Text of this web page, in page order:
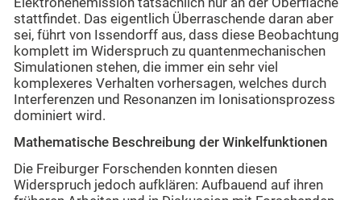
Elektronenemission tatsächlich nur an der Oberfläche
stattfindet. Das eigentlich Überraschende daran aber
sei, führt von Issendorff aus, dass diese Beobachtung
komplett im Widerspruch zu quantenmechanischen
Simulationen stehen, die immer ein sehr viel
komplexeres Verhalten vorhersagen, welches durch
Interferenzen und Resonanzen im Ionisationsprozess
dominiert wird.
Mathematische Beschreibung der Winkelfunktionen
Die Freiburger Forschenden konnten diesen
Widerspruch jedoch aufklären: Aufbauend auf ihren